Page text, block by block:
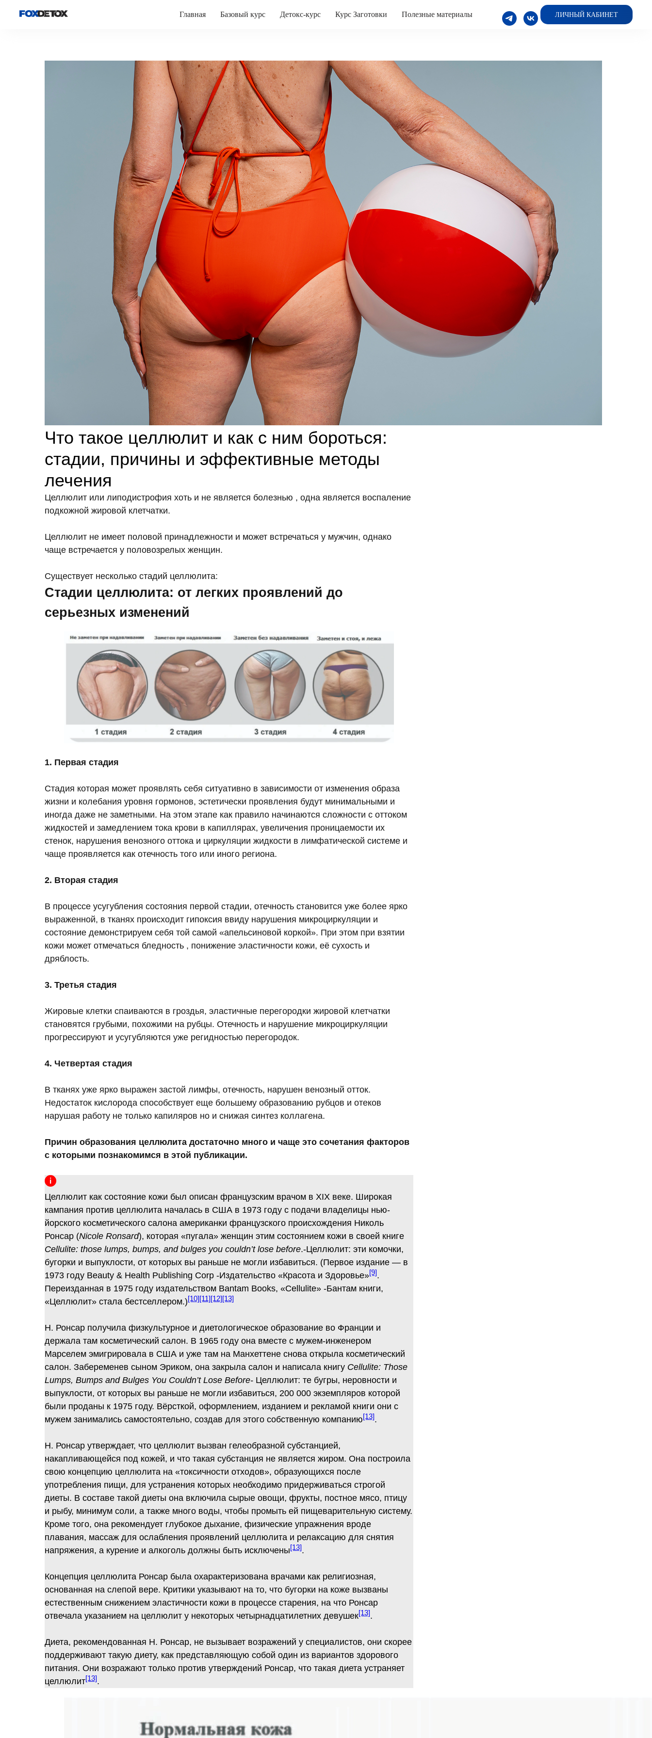
Главная Базовый курс Детокс-курс Курс Заготовки Полезные материалы ЛИЧНЫЙ КАБИНЕТ
Что такое целлюлит и как с ним бороться:
стадии, причины и эффективные методы
лечения
Целлюлит или липодистрофия хоть и не является болезнью , одна является воспаление
подкожной жировой клетчатки.
Целлюлит не имеет половой принадлежности и может встречаться у мужчин, однако
чаще встречается у половозрелых женщин.
Существует несколько стадий целлюлита:
Стадии целлюлита: от легких проявлений до
серьезных изменений
1. Первая стадия
Стадия которая может проявлять себя ситуативно в зависимости от изменения образа
жизни и колебания уровня гормонов, эстетически проявления будут минимальными и
иногда даже не заметными. На этом этапе как правило начинаются сложности с оттоком
жидкостей и замедлением тока крови в капиллярах, увеличения проницаемости их
стенок, нарушения венозного оттока и циркуляции жидкости в лимфатической системе и
чаще проявляется как отечность того или иного региона.
2. Вторая стадия
В процессе усугубления состояния первой стадии, отечность становится уже более ярко
выраженной, в тканях происходит гипоксия ввиду нарушения микроциркуляции и
состояние демонстрируем себя той самой «апельсиновой коркой». При этом при взятии
кожи может отмечаться бледность , понижение эластичности кожи, её сухость и
дряблость.
3. Третья стадия
Жировые клетки спаиваются в гроздья, эластичные перегородки жировой клетчатки
становятся грубыми, похожими на рубцы. Отечность и нарушение микроциркуляции
прогрессируют и усугубляются уже регидностью перегородок.
4. Четвертая стадия
В тканях уже ярко выражен застой лимфы, отечность, нарушен венозный отток.
Недостаток кислорода способствует еще большему образованию рубцов и отеков
нарушая работу не только капиляров но и снижая синтез коллагена.
Причин образования целлюлита достаточно много и чаще это сочетания факторов
с которыми познакомимся в этой публикации.
Целлюлит как состояние кожи был описан французским врачом в XIX веке. Широкая
кампания против целлюлита началась в США в 1973 году с подачи владелицы нью-
йорского косметического салона американки французского происхождения Николь
Ронсар (Nicole Ronsard), которая «пугала» женщин этим состоянием кожи в своей книге
Cellulite: those lumps, bumps, and bulges you couldn’t lose before.-Целлюлит: эти комочки,
бугорки и выпуклости, от которых вы раньше не могли избавиться. (Первое издание — в
1973 году Beauty & Health Publishing Corp -Издательство «Красота и Здоровье»[9].
Переизданная в 1975 году издательством Bantam Books, «Cellulite» -Бантам книги,
«Целлюлит» стала бестселлером.)[10][11][12][13]
Н. Ронсар получила физкультурное и диетологическое образование во Франции и
держала там косметический салон. В 1965 году она вместе с мужем-инженером
Марселем эмигрировала в США и уже там на Манхеттене снова открыла косметический
салон. Забеременев сыном Эриком, она закрыла салон и написала книгу Cellulite: Those
Lumps, Bumps and Bulges You Couldn’t Lose Before- Целлюлит: те бугры, неровности и
выпуклости, от которых вы раньше не могли избавиться, 200 000 экземпляров которой
были проданы к 1975 году. Вёрсткой, оформлением, изданием и рекламой книги они с
мужем занимались самостоятельно, создав для этого собственную компанию[13].
Н. Ронсар утверждает, что целлюлит вызван гелеобразной субстанцией,
накапливающейся под кожей, и что такая субстанция не является жиром. Она построила
свою концепцию целлюлита на «токсичности отходов», образующихся после
употребления пищи, для устранения которых необходимо придерживаться строгой
диеты. В составе такой диеты она включила сырые овощи, фрукты, постное мясо, птицу
и рыбу, минимум соли, а также много воды, чтобы промыть ей пищеварительную систему.
Кроме того, она рекомендует глубокое дыхание, физические упражнения вроде
плавания, массаж для ослабления проявлений целлюлита и релаксацию для снятия
напряжения, а курение и алкоголь должны быть исключены[13].
Концепция целлюлита Ронсар была охарактеризована врачами как религиозная,
основанная на слепой вере. Критики указывают на то, что бугорки на коже вызваны
естественным снижением эластичности кожи в процессе старения, на что Ронсар
отвечала указанием на целлюлит у некоторых четырнадцатилетних девушек[13].
Диета, рекомендованная Н. Ронсар, не вызывает возражений у специалистов, они скорее
поддерживают такую диету, как представляющую собой один из вариантов здорового
питания. Они возражают только против утверждений Ронсар, что такая диета устраняет
целлюлит[13].